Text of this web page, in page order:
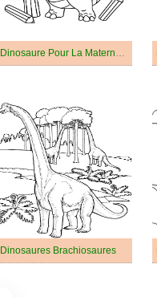
Dinosaure Pour La Maternelle
Dinosaures Brachiosaures